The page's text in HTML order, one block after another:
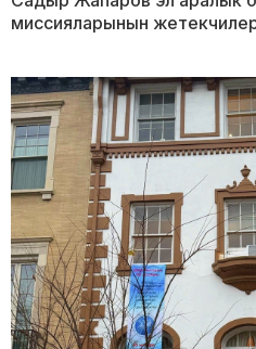
миссияларынын